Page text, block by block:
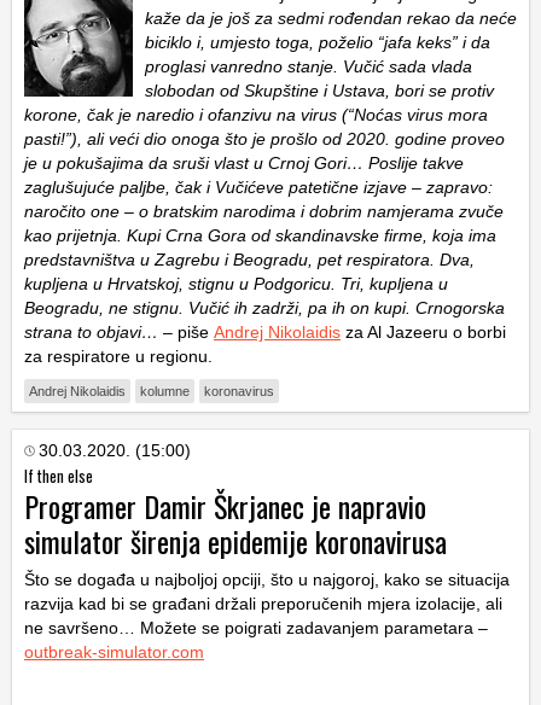
kaže da je još za sedmi rođendan rekao da neće
biciklo i, umjesto toga, poželio “jafa keks” i da
proglasi vanredno stanje. Vučić sada vlada
slobodan od Skupštine i Ustava, bori se protiv
korone, čak je naredio i ofanzivu na virus (“Noćas virus mora
pasti!”), ali veći dio onoga što je prošlo od 2020. godine proveo
je u pokušajima da sruši vlast u Crnoj Gori… Poslije takve
zaglušujuće paljbe, čak i Vučićeve patetične izjave – zapravo:
naročito one – o bratskim narodima i dobrim namjerama zvuče
kao prijetnja. Kupi Crna Gora od skandinavske firme, koja ima
predstavništva u Zagrebu i Beogradu, pet respiratora. Dva,
kupljena u Hrvatskoj, stignu u Podgoricu. Tri, kupljena u
Beogradu, ne stignu. Vučić ih zadrži, pa ih on kupi. Crnogorska
strana to objavi… – piše Andrej Nikolaidis za Al Jazeeru o borbi
za respiratore u regionu.
Andrej Nikolaidis kolumne koronavirus
30.03.2020. (15:00)
If then else
Programer Damir Škrjanec je napravio
simulator širenja epidemije koronavirusa
Što se događa u najboljoj opciji, što u najgoroj, kako se situacija
razvija kad bi se građani držali preporučenih mjera izolacije, ali
ne savršeno… Možete se poigrati zadavanjem parametara –
outbreak-simulator.com